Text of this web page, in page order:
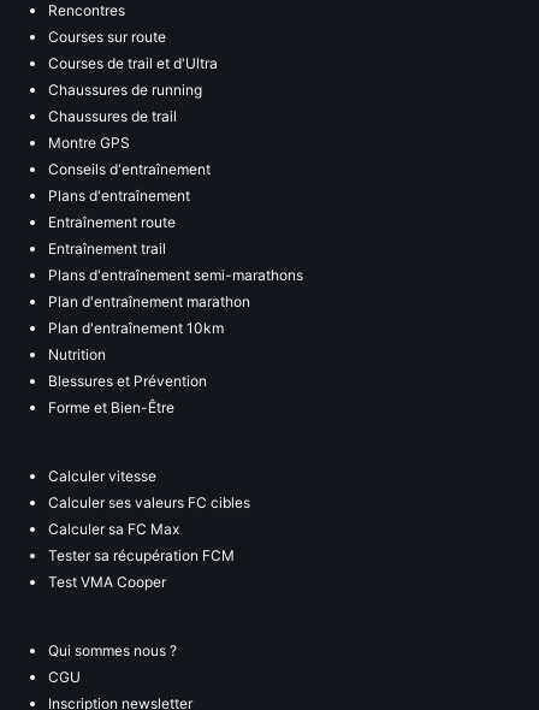
Rencontres
Courses sur route
Courses de trail et d'Ultra
Chaussures de running
Chaussures de trail
Montre GPS
Conseils d'entraînement
Plans d'entraînement
Entraînement route
Entraînement trail
Plans d'entraînement semi-marathons
Plan d'entraînement marathon
Plan d'entraînement 10km
Nutrition
Blessures et Prévention
Forme et Bien-Être
Calculer vitesse
Calculer ses valeurs FC cibles
Calculer sa FC Max
Tester sa récupération FCM
Test VMA Cooper
Qui sommes nous ?
CGU
Inscription newsletter